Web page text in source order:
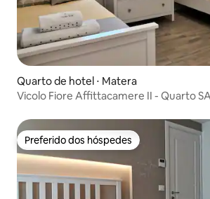
Quarto de hotel ⋅ Matera
Vicolo Fiore Affittacamere II - Quarto
Preferido dos hóspedes
Preferido dos hóspedes